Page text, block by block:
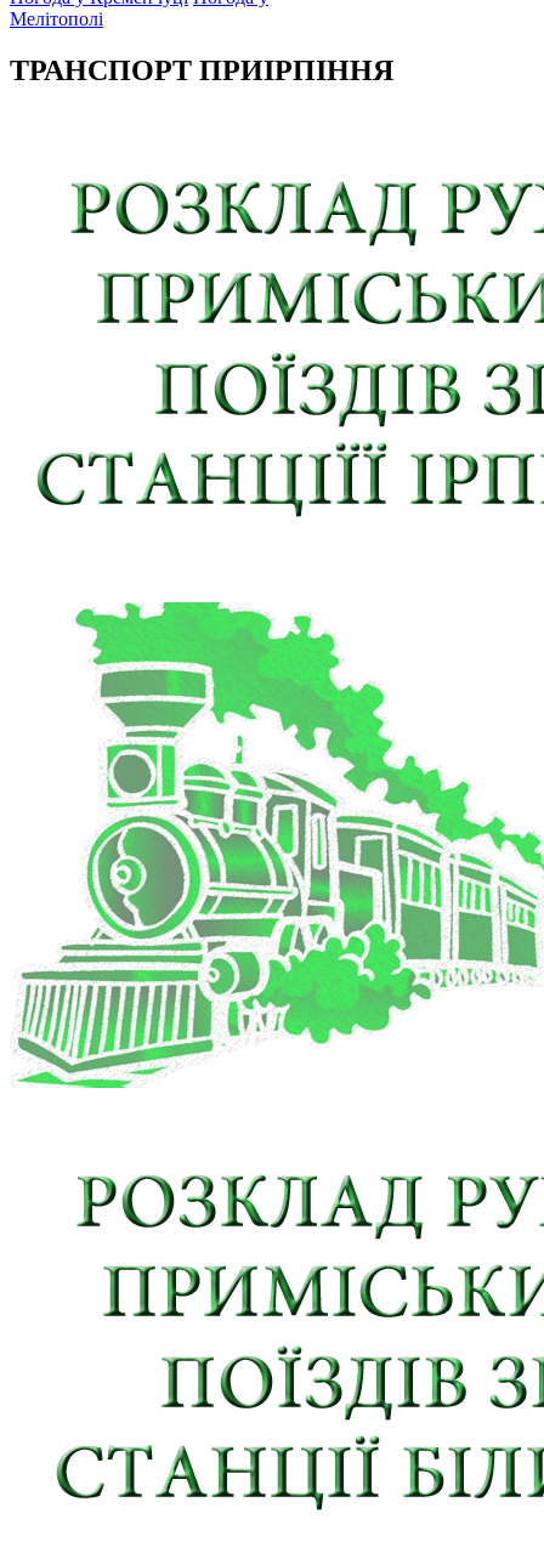
Мелітополі
ТРАНСПОРТ ПРИІРПІННЯ